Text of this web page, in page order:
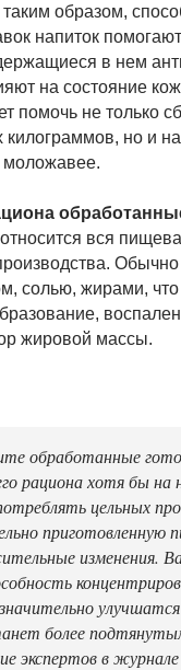
образом,
напиток
в нем
на состояние
помочь не только
килограммов, но и
моложавее.
вся
Обычно
солью, жирами, что
жировой массы.
обработанные
рациона хотя бы на
цельных
приготовленную
изменения.
более
экспертов в